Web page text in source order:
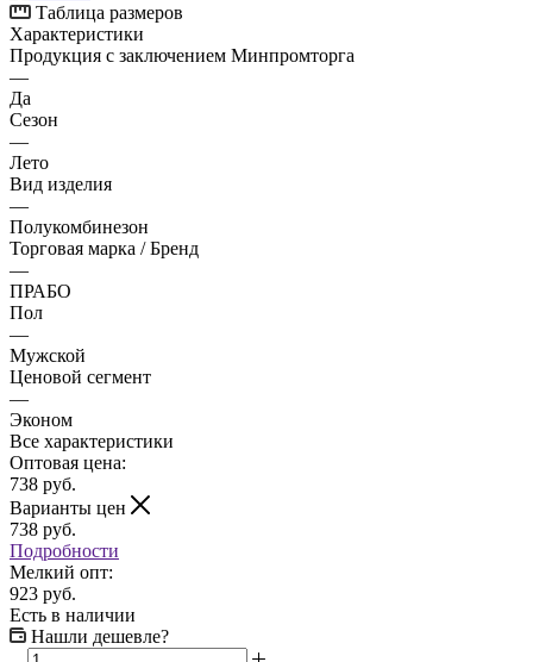
Таблица размеров
Характеристики
Продукция с заключением Минпромторга
—
Да
Сезон
—
Лето
Вид изделия
—
Полукомбинезон
Торговая марка / Бренд
—
ПРАБО
Пол
—
Мужской
Ценовой сегмент
—
Эконом
Все характеристики
Оптовая цена:
738 руб.
Варианты цен
738 руб.
Подробности
Мелкий опт:
923 руб.
Есть в наличии
Нашли дешевле?